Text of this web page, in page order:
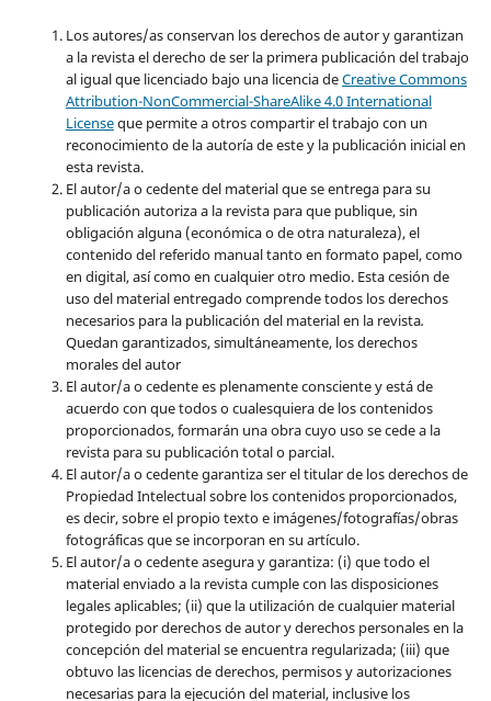
Los autores/as conservan los derechos de autor y garantizan
a la revista el derecho de ser la primera publicación del trabajo
al igual que licenciado bajo una licencia deCreative Commons
Attribution-NonCommercial-ShareAlike 4.0 International
Licenseque permite a otros compartir el trabajo con un
reconocimiento de la autoría de este y la publicación inicial en
esta revista.
El autor/a o cedente del material que se entrega para su
publicación autoriza a la revista para que publique, sin
obligación alguna (económica o de otra naturaleza), el
contenido del referido manual tanto en formato papel, como
en digital, así como en cualquier otro medio. Esta cesión de
uso del material entregado comprende todos los derechos
necesarios para la publicación del material en la revista.
Quedan garantizados, simultáneamente, los derechos
morales del autor
El autor/a o cedente es plenamente consciente y está de
acuerdo con que todos o cualesquiera de los contenidos
proporcionados, formarán una obra cuyo uso se cede a la
revista para su publicación total o parcial.
El autor/a o cedente garantiza ser el titular de los derechos de
Propiedad Intelectual sobre los contenidos proporcionados,
es decir, sobre el propio texto e imágenes/fotografías/obras
fotográficas que se incorporan en su artículo.
El autor/a o cedente asegura y garantiza: (i) que todo el
material enviado a la revista cumple con las disposiciones
legales aplicables; (ii) que la utilización de cualquier material
protegido por derechos de autor y derechos personales en la
concepción del material se encuentra regularizada; (iii) que
obtuvo las licencias de derechos, permisos y autorizaciones
necesarias para la ejecución del material, inclusive los